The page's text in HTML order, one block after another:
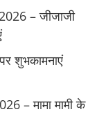
– जीजाजी
शुभकामनाएं
– मामा मामी के